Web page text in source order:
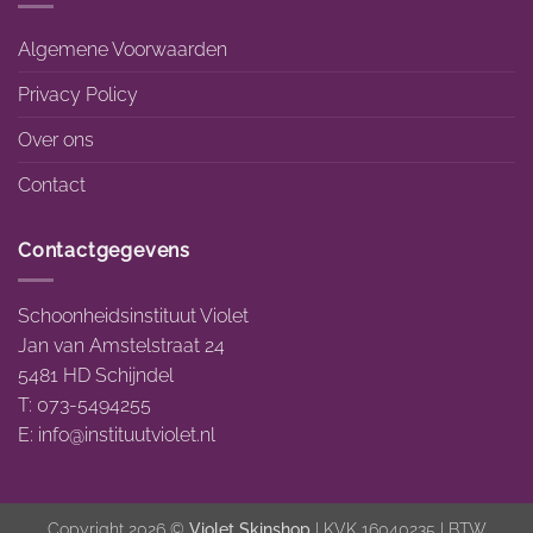
Algemene Voorwaarden
Privacy Policy
Over ons
Contact
Contactgegevens
Schoonheidsinstituut Violet
Jan van Amstelstraat 24
5481 HD Schijndel
T: 073-5494255
E: info@instituutviolet.nl
Copyright 2026 © Violet Skinshop | KVK 16040235 | BTW